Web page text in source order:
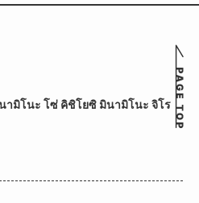
มิโนะ โซ่ คิชิโยซิ มินามิโนะ จิโร